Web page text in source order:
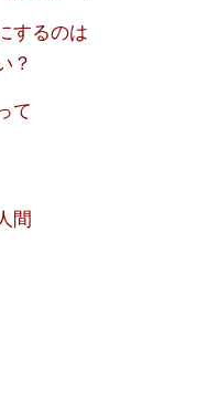
するのは
？
て
間